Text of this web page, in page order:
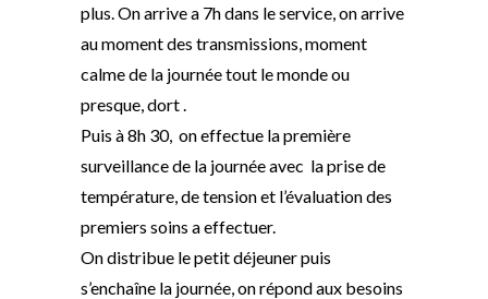
plus. On arrive a 7h dans le service, on arrive
au moment des transmissions, moment
calme de la journée tout le monde ou
presque, dort .
Puis à 8h 30, on effectue la première
surveillance de la journée avec la prise de
température, de tension et l’évaluation des
premiers soins a effectuer.
On distribue le petit déjeuner puis
s’enchaîne la journée, on répond aux besoins